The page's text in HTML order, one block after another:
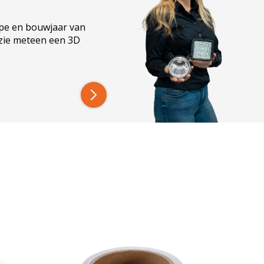
je ruimte optimaal te verlichten.
van automatisch aan- en uitschakelen van je
en bouwjaar van
meteen een 3D